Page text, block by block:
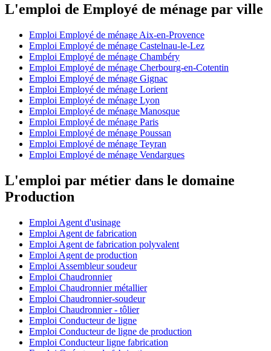
L'emploi de Employé de ménage par ville
Emploi Employé de ménage Aix-en-Provence
Emploi Employé de ménage Castelnau-le-Lez
Emploi Employé de ménage Chambéry
Emploi Employé de ménage Cherbourg-en-Cotentin
Emploi Employé de ménage Gignac
Emploi Employé de ménage Lorient
Emploi Employé de ménage Lyon
Emploi Employé de ménage Manosque
Emploi Employé de ménage Paris
Emploi Employé de ménage Poussan
Emploi Employé de ménage Teyran
Emploi Employé de ménage Vendargues
L'emploi par métier dans le domaine
Production
Emploi Agent d'usinage
Emploi Agent de fabrication
Emploi Agent de fabrication polyvalent
Emploi Agent de production
Emploi Assembleur soudeur
Emploi Chaudronnier
Emploi Chaudronnier métallier
Emploi Chaudronnier-soudeur
Emploi Chaudronnier - tôlier
Emploi Conducteur de ligne
Emploi Conducteur de ligne de production
Emploi Conducteur ligne fabrication